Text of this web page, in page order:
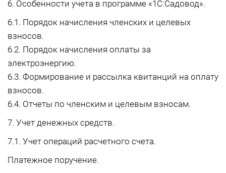
6. Особенности учета в программе «1С:Садовод».
6.1. Порядок начисления членских и целевых
взносов.
6.2. Порядок начисления оплаты за
электроэнергию.
6.3. Формирование и рассылка квитанций на оплату
взносов.
6.4. Отчеты по членским и целевым взносам.
7. Учет денежных средств.
7.1. Учет операций расчетного счета.
Платежное поручение.